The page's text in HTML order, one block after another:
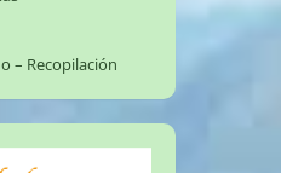
– Recopilación